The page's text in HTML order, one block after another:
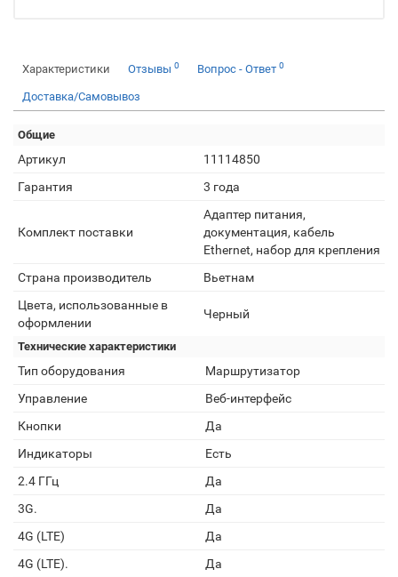
Характеристики Отзывы 0 Вопрос - Ответ 0
Доставка/Самовывоз
Общие
Артикул
11114850
Гарантия
3 года
Комплект поставки
Адаптер питания,
документация, кабель
Ethernet, набор для крепления
Страна производитель
Вьетнам
Цвета, использованные в
оформлении
Черный
Технические характеристики
Тип оборудования
Маршрутизатор
Управление
Веб-интерфейс
Кнопки
Да
Индикаторы
Есть
2.4 ГГц
Да
3G.
Да
4G (LTE)
Да
4G (LTE).
Да